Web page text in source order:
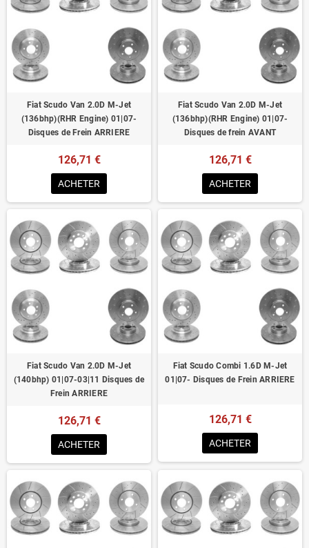
Fiat Scudo Van 2.0D M-Jet
(136bhp)(RHR Engine) 01|07-
Disques de Frein ARRIERE
126,71 €
ACHETER
Fiat Scudo Van 2.0D M-Jet
(136bhp)(RHR Engine) 01|07-
Disques de frein AVANT
126,71 €
ACHETER
Fiat Scudo Van 2.0D M-Jet
(140bhp) 01|07-03|11 Disques de
Frein ARRIERE
126,71 €
ACHETER
Fiat Scudo Combi 1.6D M-Jet
01|07- Disques de Frein ARRIERE
126,71 €
ACHETER